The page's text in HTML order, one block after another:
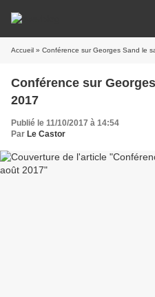
Accueil » Conférence sur Georges Sand le
Conférence sur
2017
Publié le 11/10/2017 à 14:54
Par Le Castor